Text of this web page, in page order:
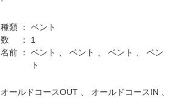
種類
ベント
数
1
名前
ベント 、 ベント 、 ベント 、 ベン
ト
オールドコースOUT 、 オールドコースIN 、